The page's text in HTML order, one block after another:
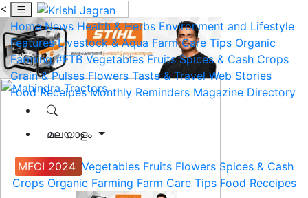
<
Home News Health & Herbs Environment and Lifestyle
Features Livestock & Aqua Farm Care Tips Organic
Farming #FTB Vegetables Fruits Spices & Cash Crops
Grain & Pulses Flowers Taste & Travel Web Stories
Food Receipes Monthly Reminders Magazine Directory
മലയാളം
MFOI 2024 Vegetables Fruits Flowers Spices & Cash
Crops Organic Farming Farm Care Tips Food Receipes